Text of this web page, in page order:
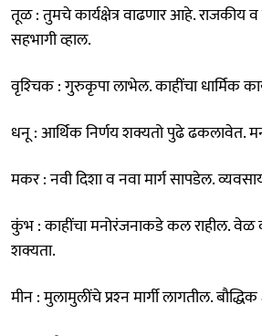
तूळ : तुमचे कार्यक्षेत्र वाढणार आहे. राजकीय व
सहभागी व्हाल.
वृश्‍चिक : गुरुकृपा लाभेल. काहींचा धार्मिक
धनू : आर्थिक निर्णय शक्यतो पुढे ढकलावेत.
मकर : नवी दिशा व नवा मार्ग सापडेल.
कुंभ : काहींचा मनोरंजनाकडे कल राहील. वेळ
शक्यता.
मीन : मुलामुलींचे प्रश्‍न मार्गी लागतील. बौद्धिक